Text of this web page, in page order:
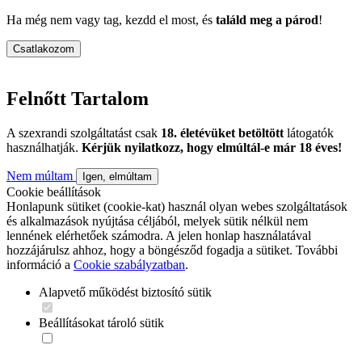
Ha még nem vagy tag, kezdd el most, és találd meg a párod!
Csatlakozom
Felnőtt Tartalom
A szexrandi szolgáltatást csak 18. életévüket betöltött látogatók
használhatják. Kérjük nyilatkozz, hogy elmúltál-e már 18 éves!
Nem múltam Igen, elmúltam
Cookie beállítások
Honlapunk sütiket (cookie-kat) használ olyan webes szolgáltatások
és alkalmazások nyújtása céljából, melyek sütik nélkül nem
lennének elérhetőek számodra. A jelen honlap használatával
hozzájárulsz ahhoz, hogy a böngésződ fogadja a sütiket. További
információ a Cookie szabályzatban.
Alapvető működést biztosító sütik
Beállításokat tároló sütik